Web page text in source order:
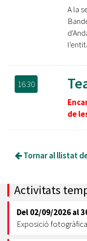
A la
16:30
de
Tornar al llistat
Activitats
Del02/09/2026al
Exposició